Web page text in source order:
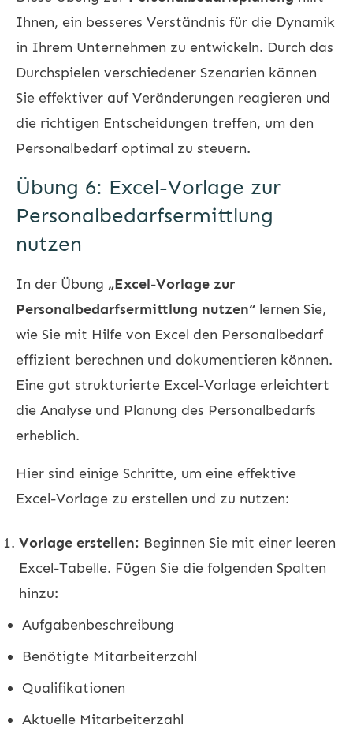
Ihnen, ein besseres Verständnis für die Dynamik
in Ihrem Unternehmen zu entwickeln. Durch das
Durchspielen verschiedener Szenarien können
Sie effektiver auf Veränderungen reagieren und
die richtigen Entscheidungen treffen, um den
Personalbedarf optimal zu steuern.
Übung 6: Excel-Vorlage zur
Personalbedarfsermittlung
nutzen
In der Übung „Excel-Vorlage zur
Personalbedarfsermittlung nutzen“ lernen Sie,
wie Sie mit Hilfe von Excel den Personalbedarf
effizient berechnen und dokumentieren können.
Eine gut strukturierte Excel-Vorlage erleichtert
die Analyse und Planung des Personalbedarfs
erheblich.
Hier sind einige Schritte, um eine effektive
Excel-Vorlage zu erstellen und zu nutzen:
Vorlage erstellen: Beginnen Sie mit einer leeren
Excel-Tabelle. Fügen Sie die folgenden Spalten
hinzu:
Aufgabenbeschreibung
Benötigte Mitarbeiterzahl
Qualifikationen
Aktuelle Mitarbeiterzahl